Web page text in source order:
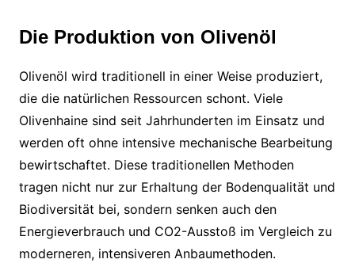
Die Produktion von Olivenöl
Olivenöl wird traditionell in einer Weise produziert,
die die natürlichen Ressourcen schont. Viele
Olivenhaine sind seit Jahrhunderten im Einsatz und
werden oft ohne intensive mechanische Bearbeitung
bewirtschaftet. Diese traditionellen Methoden
tragen nicht nur zur Erhaltung der Bodenqualität und
Biodiversität bei, sondern senken auch den
Energieverbrauch und CO2-Ausstoß im Vergleich zu
moderneren, intensiveren Anbaumethoden.